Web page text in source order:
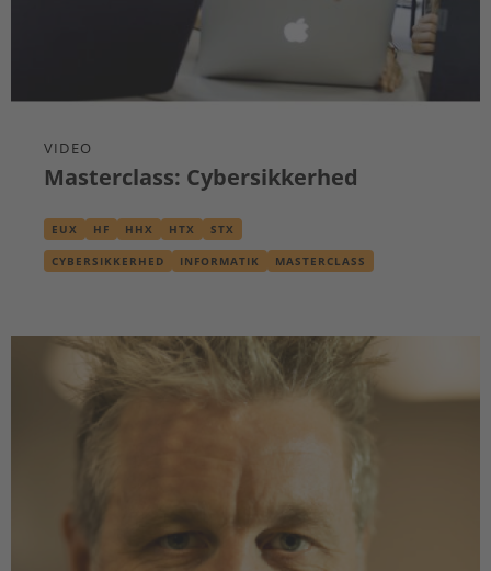
VIDEO
Masterclass: Cybersikkerhed
EUX HF HHX HTX STX
CYBERSIKKERHED INFORMATIK MASTERCLASS